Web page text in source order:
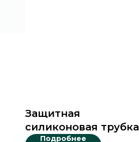
Защитная
силиконовая трубка
Подробнее